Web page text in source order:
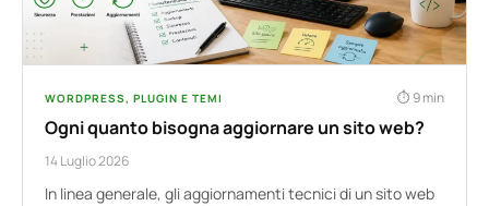
WORDPRESS, PLUGIN E TEMI 9 min
Ogni quanto bisogna aggiornare un sito web?
14 Luglio 2026
In linea generale, gli aggiornamenti tecnici di un sito web